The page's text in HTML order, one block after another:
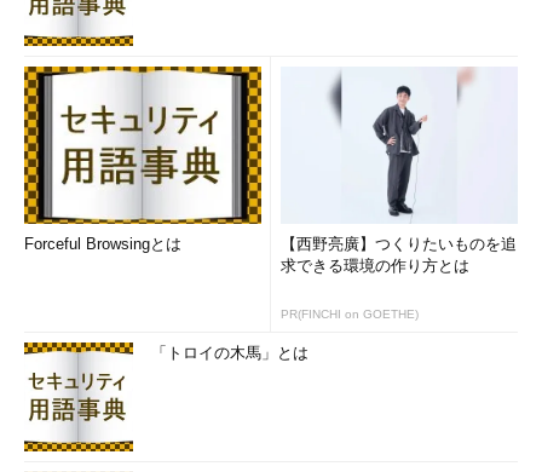
Forceful Browsingとは
【西野亮廣】つくりたいものを追
求できる環境の作り方とは
PR(FINCHI on GOETHE)
「トロイの木馬」とは